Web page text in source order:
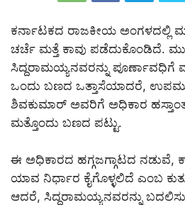
ಕರ್ನಾಟಕದ ರಾಜಕೀಯ ಅಂಗಳದಲ್ಲಿ
ಚರ್ಚೆ ಮತ್ತೆ ಕಾವು ಪಡೆದುಕೊಂಡಿದೆ.
ಸಿದ್ದರಾಮಯ್ಯನವರನ್ನು ಪೂರ್ಣಾವಧಿಗೆ
ಒಂದು ಬಣದ ಒತ್ತಾಸೆಯಾದರೆ,
ಶಿವಕುಮಾರ್ ಅವರಿಗೆ ಅಧಿಕಾರ
ಮತ್ತೊಂದು ಬಣದ ಪಟ್ಟು.
ಈ ಅಧಿಕಾರದ ಹಗ್ಗಜಗ್ಗಾಟದ ನಡುವೆ,
ಯಾವ ನಿರ್ಧಾರ ಕೈಗೊಳ್ಳಲಿದೆ ಎಂಬ
ಆದರೆ, ಸಿದ್ದರಾಮಯ್ಯನವರನ್ನು